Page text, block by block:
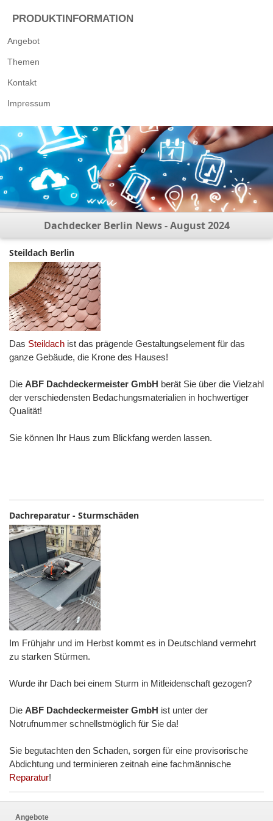
PRODUKTINFORMATION
Angebot
Themen
Kontakt
Impressum
Dachdecker Berlin News - August 2024
Steildach Berlin
Das Steildach ist das prägende Gestaltungselement für das
ganze Gebäude, die Krone des Hauses!
Die ABF Dachdeckermeister GmbH berät Sie über die Vielzahl
der verschiedensten Bedachungsmaterialien in hochwertiger
Qualität!
Sie können Ihr Haus zum Blickfang werden lassen.
Dachreparatur - Sturmschäden
Im Frühjahr und im Herbst kommt es in Deutschland vermehrt
zu starken Stürmen.
Wurde ihr Dach bei einem Sturm in Mitleidenschaft gezogen?
Die ABF Dachdeckermeister GmbH ist unter der
Notrufnummer schnellstmöglich für Sie da!
Sie begutachten den Schaden, sorgen für eine provisorische
Abdichtung und terminieren zeitnah eine fachmännische
Reparatur!
Angebote